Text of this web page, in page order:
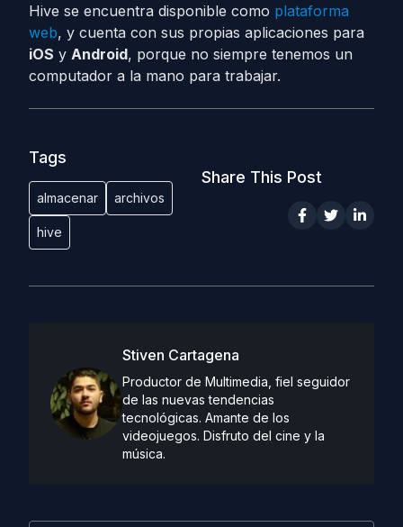
Hive se encuentra disponible como plataforma
web, y cuenta con sus propias aplicaciones para
iOS y Android, porque no siempre tenemos un
computador a la mano para trabajar.
Tags
almacenar archivos
hive
Share This Post
Stiven Cartagena
Productor de Multimedia, fiel seguidor
de las nuevas tendencias
tecnológicas. Amante de los
videojuegos. Disfruto del cine y la
música.